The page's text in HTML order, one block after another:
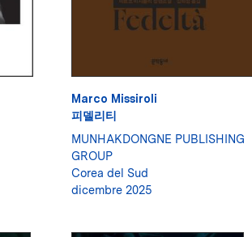
Marco Missiroli
피델리티
MUNHAKDONGNE PUBLISHING
GROUP
Corea del Sud
dicembre 2025